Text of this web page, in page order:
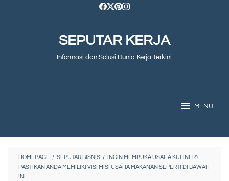
SEPUTAR KERJA
Informasi dan Solusi Dunia Kerja Terkini
MENU
HOMEPAGE / SEPUTAR BISNIS /
INGIN MEMBUKA USAHA KULINER?
PASTIKAN ANDA MEMILIKI VISI MISI USAHA MAKANAN SEPERTI DI BAWAH
INI